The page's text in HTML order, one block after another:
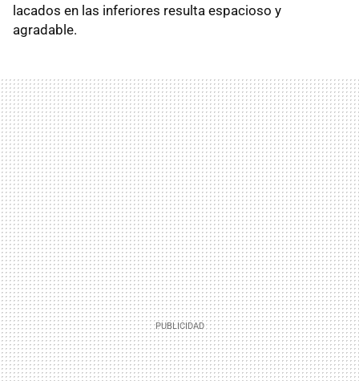
lacados en las inferiores resulta espacioso y
agradable.